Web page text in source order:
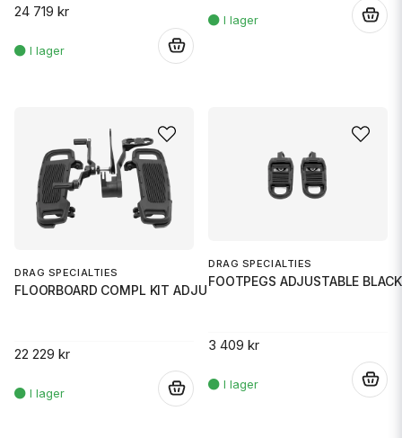
24 719 kr
DRAG SPECIALTIES
FLOORBOARD COMPL KIT ADJUSTABL
22 229 kr
DRAG SPECIALTIES
FOOTPEGS ADJUSTABLE BLACK
3 409 kr